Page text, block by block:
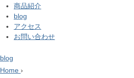
商品紹介
blog
アクセス
お問い合わせ
blog
Home ›